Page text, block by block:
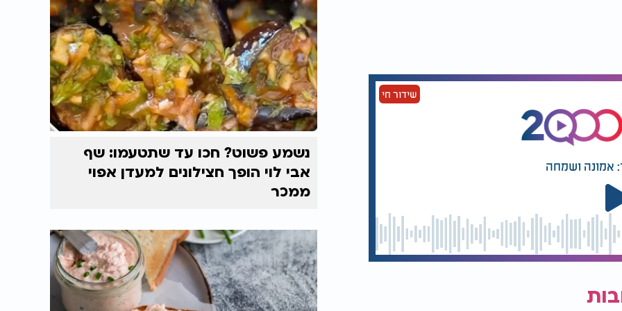
שידור חי
אמונה ושמחה
נשמע פשוט? חכו עד שתטעמו: שף
אבי לוי הופך חצילונים למעדן אפוי
ממכר